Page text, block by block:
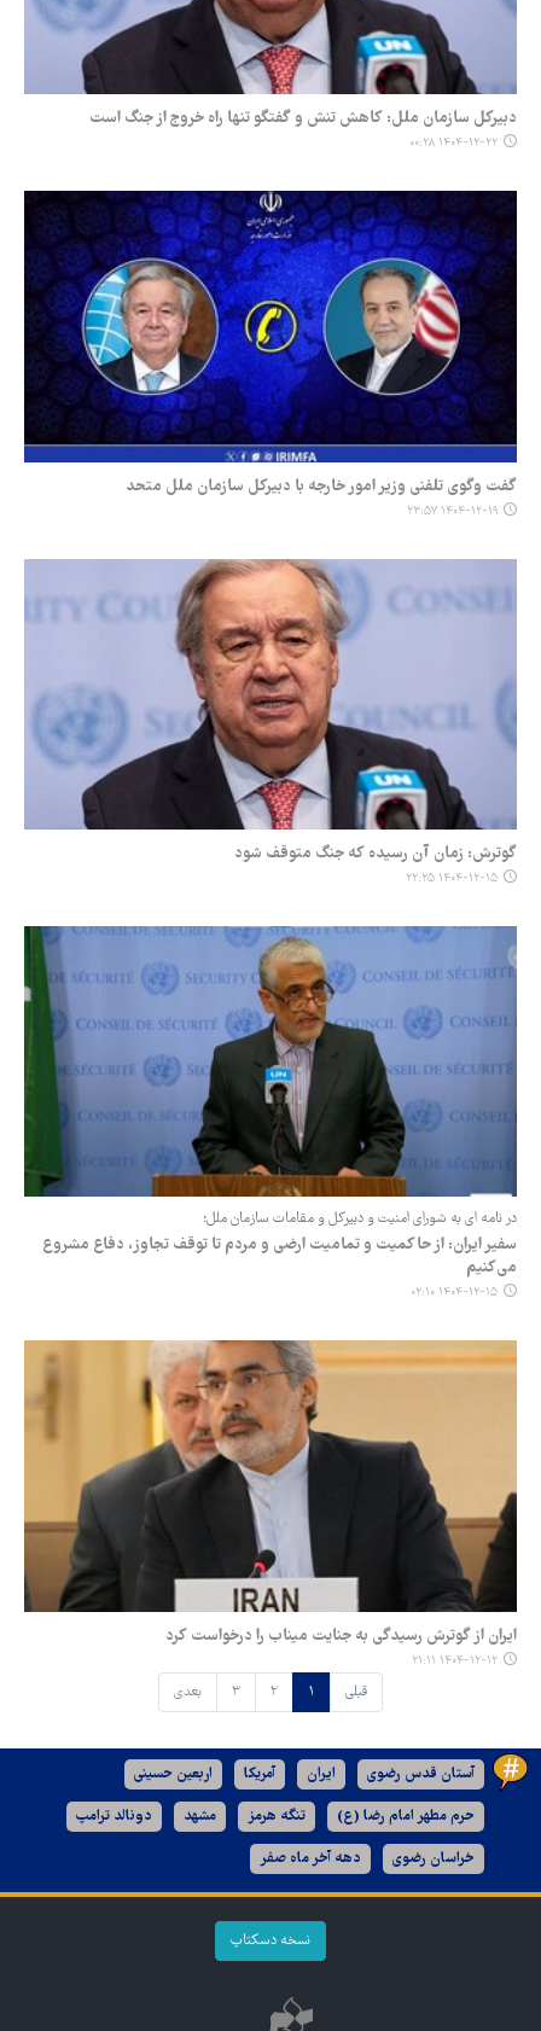
دبیرکل سازمان ملل: کاهش تنش و گفتگو تنها راه خروج از جنگ است
۱۴۰۴-۱۲-۲۲ ۰۰:۲۸
گفت‌ وگوی تلفنی وزیر امور خارجه با دبیرکل سازمان ملل متحد
۱۴۰۴-۱۲-۱۹ ۲۳:۵۷
گوترش: زمان آن رسیده که جنگ متوقف شود
۱۴۰۴-۱۲-۱۵ ۲۲:۲۵
در نامه ای به شورای امنیت و دبیرکل و مقامات سازمان ملل؛
سفیر ایران: از حاکمیت و تمامیت ارضی و مردم تا توقف تجاوز، دفاع مشروع
می‌کنیم
۱۴۰۴-۱۲-۱۵ ۰۲:۱۰
ایران از گوترش رسیدگی به جنایت میناب را درخواست کرد
۱۴۰۴-۱۲-۱۲ ۲۱:۱۱
قبلی ۱ ۲ ۳ بعدی
آستان قدس رضوی ایران آمریکا اربعین حسینی
حرم مطهر امام رضا (ع) تنگه هرمز مشهد دونالد ترامپ
خراسان رضوی دهه آخر ماه صفر
نسخه دسکتاپ